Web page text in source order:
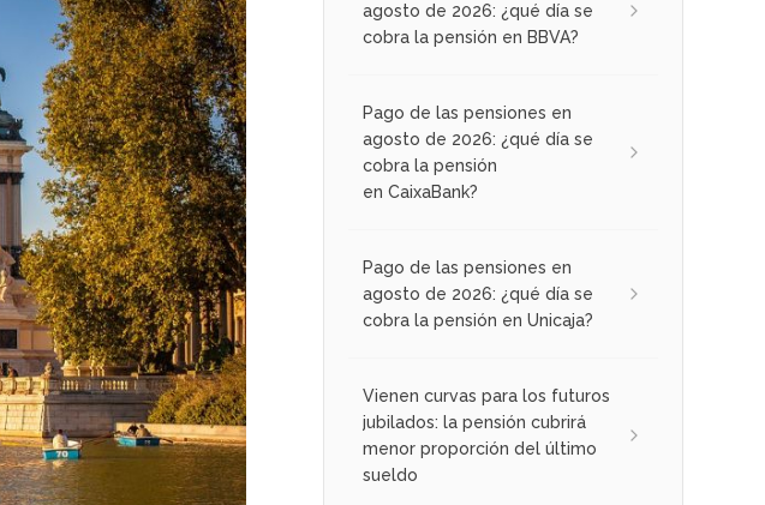
agosto de 2026: ¿qué día se
cobra la pensión en BBVA?
Pago de las pensiones en
agosto de 2026: ¿qué día se
cobra la pensión
en CaixaBank?
Pago de las pensiones en
agosto de 2026: ¿qué día se
cobra la pensión en Unicaja?
Vienen curvas para los futuros
jubilados: la pensión cubrirá
menor proporción del último
sueldo